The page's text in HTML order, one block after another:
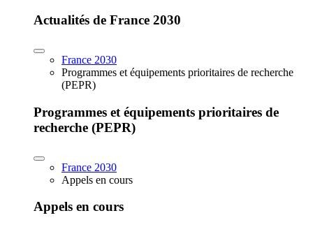
Actualités de France 2030
France 2030
Programmes et équipements prioritaires de recherche
(PEPR)
Programmes et équipements prioritaires de
recherche (PEPR)
France 2030
Appels en cours
Appels en cours